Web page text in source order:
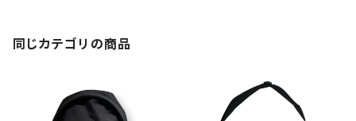
同じカテゴリの商品